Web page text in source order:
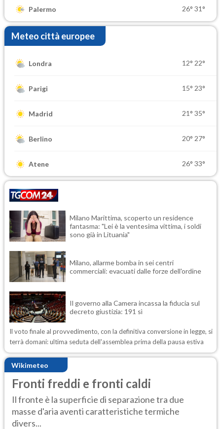
Palermo 26° 31°
Meteo città europee
Londra 12° 22°
Parigi 15° 23°
Madrid 21° 35°
Berlino 20° 27°
Atene 26° 33°
Milano Marittima, scoperto un residence
fantasma: "Lei è la ventesima vittima, i soldi
sono già in Lituania"
Milano, allarme bomba in sei centri
commerciali: evacuati dalle forze dell'ordine
Il governo alla Camera incassa la fiducia sul
decreto giustizia: 191 sì
Il voto finale al provvedimento, con la definitiva conversione in legge, si
terrà domani: ultima seduta dell'assemblea prima della pausa estiva
Wikimeteo
Fronti freddi e fronti caldi
Il fronte è la superficie di separazione tra due
masse d'aria aventi caratteristiche termiche
divers...